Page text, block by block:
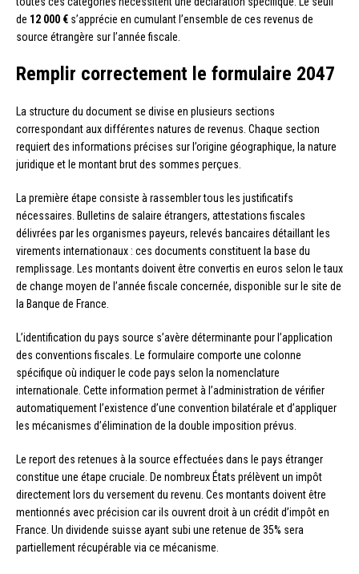
de 12 000 € s’apprécie en cumulant l’ensemble de ces revenus de
source étrangère sur l’année fiscale.
Remplir correctement le formulaire 2047
La structure du document se divise en plusieurs sections
correspondant aux différentes natures de revenus. Chaque section
requiert des informations précises sur l’origine géographique, la nature
juridique et le montant brut des sommes perçues.
La première étape consiste à rassembler tous les justificatifs
nécessaires. Bulletins de salaire étrangers, attestations fiscales
délivrées par les organismes payeurs, relevés bancaires détaillant les
virements internationaux : ces documents constituent la base du
remplissage. Les montants doivent être convertis en euros selon le taux
de change moyen de l’année fiscale concernée, disponible sur le site de
la Banque de France.
L’identification du pays source s’avère déterminante pour l’application
des conventions fiscales. Le formulaire comporte une colonne
spécifique où indiquer le code pays selon la nomenclature
internationale. Cette information permet à l’administration de vérifier
automatiquement l’existence d’une convention bilatérale et d’appliquer
les mécanismes d’élimination de la double imposition prévus.
Le report des retenues à la source effectuées dans le pays étranger
constitue une étape cruciale. De nombreux États prélèvent un impôt
directement lors du versement du revenu. Ces montants doivent être
mentionnés avec précision car ils ouvrent droit à un crédit d’impôt en
France. Un dividende suisse ayant subi une retenue de 35% sera
partiellement récupérable via ce mécanisme.